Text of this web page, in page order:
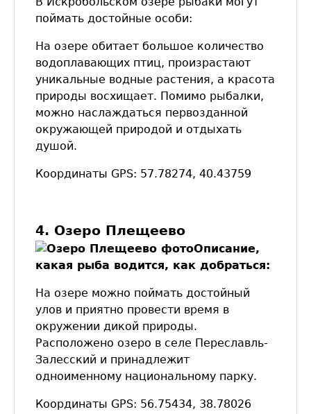
поймать достойные особи:
На озере обитает большое количество
водоплавающих птиц, произрастают
уникальные водные растения, а красота
природы восхищает. Помимо рыбалки,
можно наслаждаться первозданной
окружающей природой и отдыхать
душой.
Координаты GPS: 57.78274, 40.43759
4. Озеро Плещеево
Описание,
какая рыба водится, как добраться:
На озере можно поймать достойный
улов и приятно провести время в
окружении дикой природы.
Расположено озеро в селе Переславль-
Залесский и принадлежит
одноименному национальному парку.
Координаты GPS: 56.75434, 38.78026